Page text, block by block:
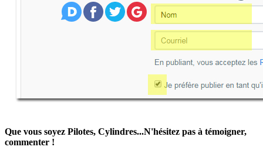
Que vous soyez Pilotes, Cylindres...N'hésitez pas à témoigner,
commenter !